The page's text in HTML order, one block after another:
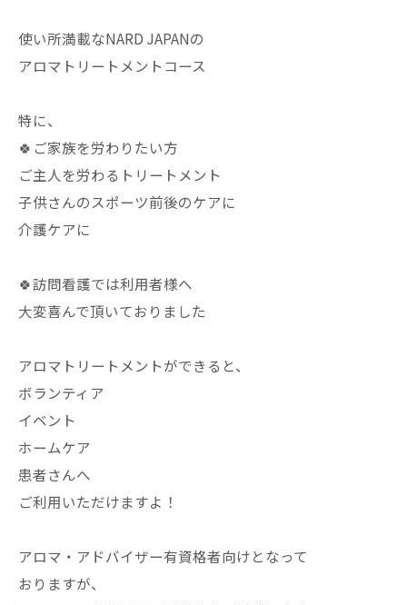
使い所満載なNARD JAPANの
アロマトリートメントコース
特に、
🍀ご家族を労わりたい方
ご主人を労わるトリートメント
子供さんのスポーツ前後のケアに
介護ケアに
🍀訪問看護では利用者様へ
大変喜んで頂いておりました
アロマトリートメントができると、
ボランティア
イベント
ホームケア
患者さんへ
ご利用いただけますよ！
アロマ・アドバイザー有資格者向けとなって
おりますが、